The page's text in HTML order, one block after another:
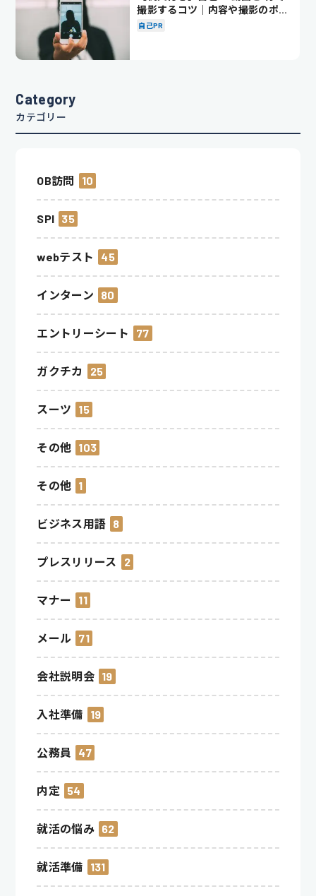
撮影するコツ｜内容や撮影のポイ
ントも解説
自己PR
Category
カテゴリー
OB訪問 10
SPI 35
webテスト 45
インターン 80
エントリーシート 77
ガクチカ 25
スーツ 15
その他 103
その他 1
ビジネス用語 8
プレスリリース 2
マナー 11
メール 71
会社説明会 19
入社準備 19
公務員 47
内定 54
就活の悩み 62
就活準備 131